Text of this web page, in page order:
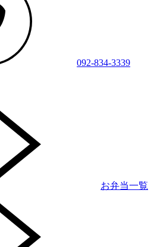
092-834-3339
お弁当一覧